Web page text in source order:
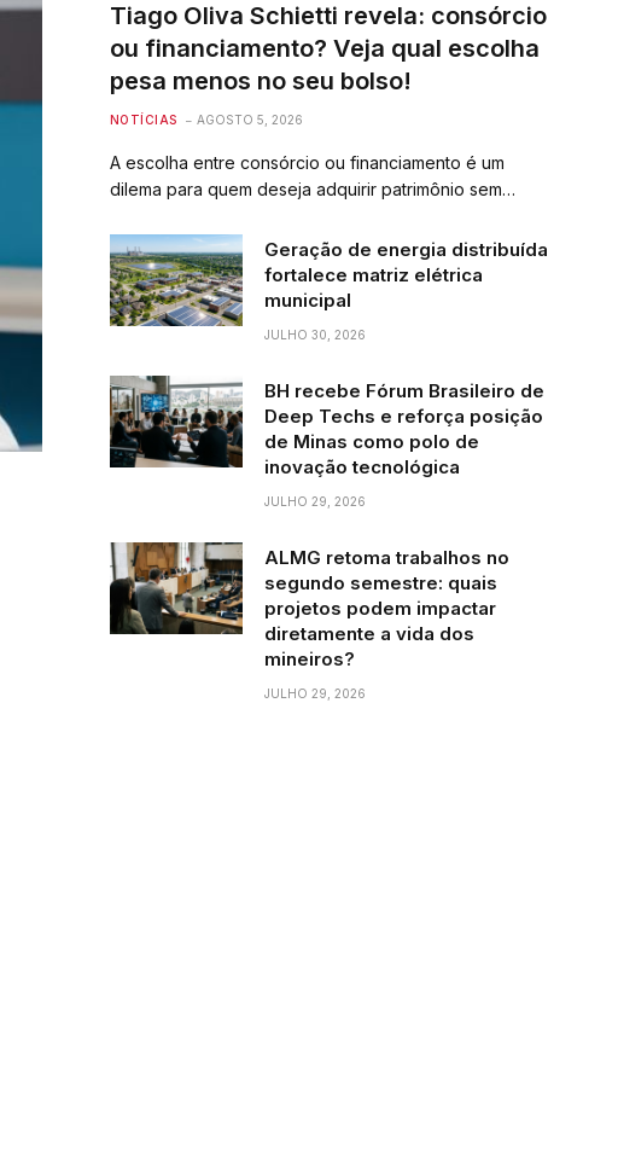
Tiago Oliva Schietti revela: consórcio
ou financiamento? Veja qual escolha
pesa menos no seu bolso!
NOTÍCIAS AGOSTO 5, 2026
A escolha entre consórcio ou financiamento é um
dilema para quem deseja adquirir patrimônio sem…
Geração de energia distribuída
fortalece matriz elétrica
municipal
JULHO 30, 2026
BH recebe Fórum Brasileiro de
Deep Techs e reforça posição
de Minas como polo de
inovação tecnológica
JULHO 29, 2026
ALMG retoma trabalhos no
segundo semestre: quais
projetos podem impactar
diretamente a vida dos
mineiros?
JULHO 29, 2026